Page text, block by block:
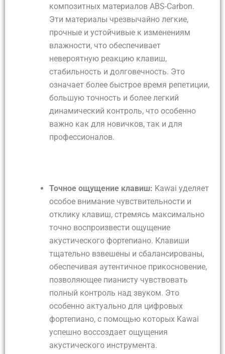
композитных материалов ABS-Carbon.
Эти материалы чрезвычайно легкие,
прочные и устойчивые к изменениям
влажности, что обеспечивает
невероятную реакцию клавиш,
стабильность и долговечность. Это
означает более быстрое время репетиции,
большую точность и более легкий
динамический контроль, что особенно
важно как для новичков, так и для
профессионалов.
Точное ощущение клавиш: Kawai уделяет
особое внимание чувствительности и
отклику клавиш, стремясь максимально
точно воспроизвести ощущение
акустического фортепиано. Клавиши
тщательно взвешены и сбалансированы,
обеспечивая аутентичное прикосновение,
позволяющее пианисту чувствовать
полный контроль над звуком. Это
особенно актуально для цифровых
фортепиано, с помощью которых Kawai
успешно воссоздает ощущения
акустического инструмента.